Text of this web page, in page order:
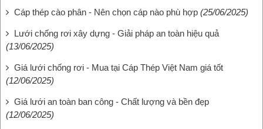
Cáp thép cào phân - Nên chọn cáp nào phù hợp (25/06/2025)
Lưới chống rơi xây dựng - Giải pháp an toàn hiệu quả
(13/06/2025)
Giá lưới chống rơi - Mua tại Cáp Thép Việt Nam giá tốt
(12/06/2025)
Giá lưới an toàn ban công - Chất lượng và bền đẹp
(12/06/2025)